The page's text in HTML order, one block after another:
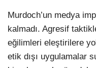
Murdoch’un medya
kalmadı. Agresif
eğilimleri eleştirilere
etik dışı uygulamalar